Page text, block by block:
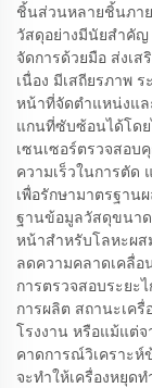
ชิ้นส่วนหลายชิ้นภา
วัสดุอย่างมีนัยสำคั
จัดการด้วยมือ ส่งเ
เนื่อง มีเสถียรภาพ
หน้าที่จัดตำแหน่งแ
แกนที่ซับซ้อนได้โดย
เซนเซอร์ตรวจสอบ
ความเร็วในการตัด
เพื่อรักษามาตรฐาน
ฐานข้อมูลวัสดุขนาด
หน้าสำหรับโลหะผส
ลดความคลาดเคลื่อ
การตรวจสอบระยะ
การผลิต สถานะเค
โรงงาน หรือแม้แต่
คาดการณ์วิเคราะห์
จะทำให้เครื่องหยุด